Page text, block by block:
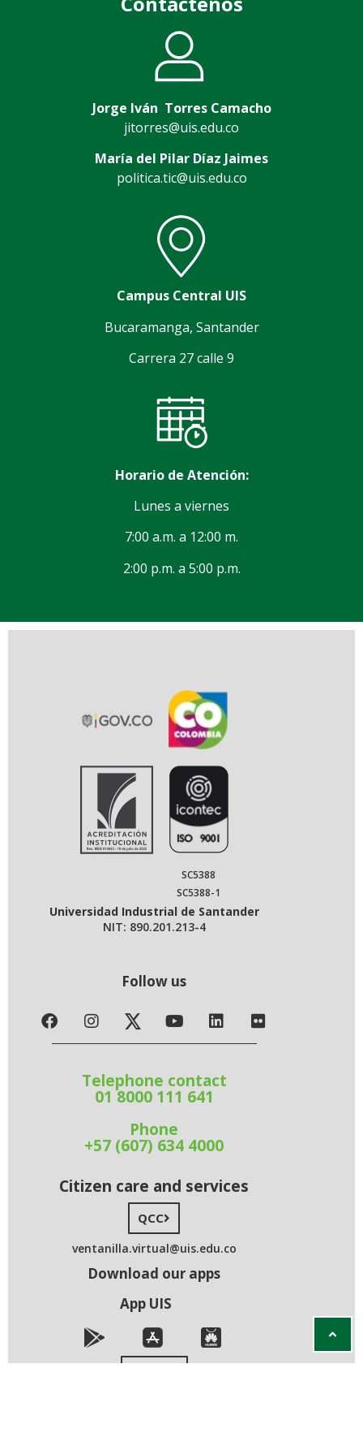
Jorge Iván Torres Camacho
jitorres@uis.edu.co
María del Pilar Díaz Jaimes
politica.tic@uis.edu.co
Campus Central UIS
Bucaramanga, Santander
Carrera 27 calle 9
Horario de Atención:
Lunes a viernes
7:00 a.m. a 12:00 m.
2:00 p.m. a 5:00 p.m.